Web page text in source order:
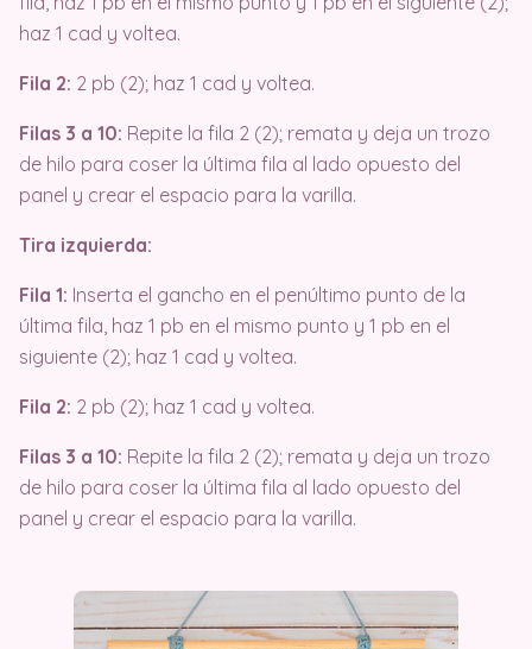
haz 1 cad y voltea.
Fila 2: 2 pb (2); haz 1 cad y voltea.
Filas 3 a 10: Repite la fila 2 (2); remata y deja un trozo
de hilo para coser la última fila al lado opuesto del
panel y crear el espacio para la varilla.
Tira izquierda:
Fila 1: Inserta el gancho en el penúltimo punto de la
última fila, haz 1 pb en el mismo punto y 1 pb en el
siguiente (2); haz 1 cad y voltea.
Fila 2: 2 pb (2); haz 1 cad y voltea.
Filas 3 a 10: Repite la fila 2 (2); remata y deja un trozo
de hilo para coser la última fila al lado opuesto del
panel y crear el espacio para la varilla.